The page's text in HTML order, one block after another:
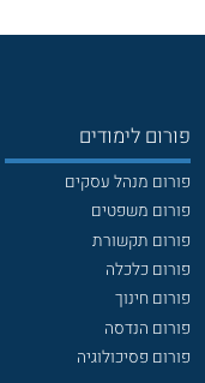
פורום לימודים
פורום מנהל עסקים
פורום משפטים
פורום תקשורת
פורום כלכלה
פורום חינוך
פורום הנדסה
פורום פסיכולוגיה